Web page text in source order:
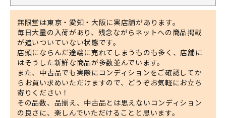
無限堂は東京・愛知・大阪に実店舗があります。
毎日大量の入荷があり、残念ながらネットへの商品掲載
が追いついていない状態です。
店頭にならんだ途端に売れてしまうものも多く、店舗に
はそうした新鮮な商品が多数並んでいます。
また、中古品でも実際にコンディションをご確認してか
らお買い求めいただけますので、どうぞお気軽にお立ち
寄りください！
その品数、品揃え、中古品とは思えないコンディション
の良さに、楽しんでいただけることと思います。